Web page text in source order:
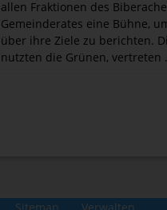
allen Fraktionen des
Gemeinderates eine Bühne,
über ihre Ziele zu berichten.
nutzten die Grünen, vertreten